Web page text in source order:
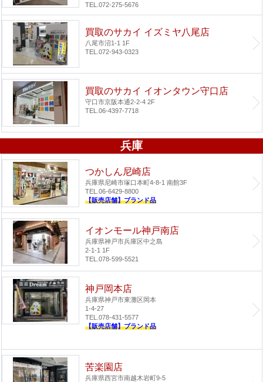
TEL.072-275-5676
買取のサカイ イズミヤ八尾店
八尾市沼1-1 1F
TEL.072-943-0323
買取のサカイ イオンタウン守口店
守口市京阪本通2-2-4 2F
TEL.06-4397-7718
兵庫
つかしん尼崎店
兵庫県尼崎市塚口本町4-8-1 南館3F
TEL.06-6429-8800
【販売店舗】ブランド品
イオンモール神戸南店
兵庫県神戸市兵庫区中之島
2-1-1 1F
TEL.078-599-5521
神戸岡本店
兵庫県神戸市東灘区岡本
1-4-27
TEL.078-431-5577
【販売店舗】ブランド品
苦楽園店
兵庫県西宮市南越木岩町9-5